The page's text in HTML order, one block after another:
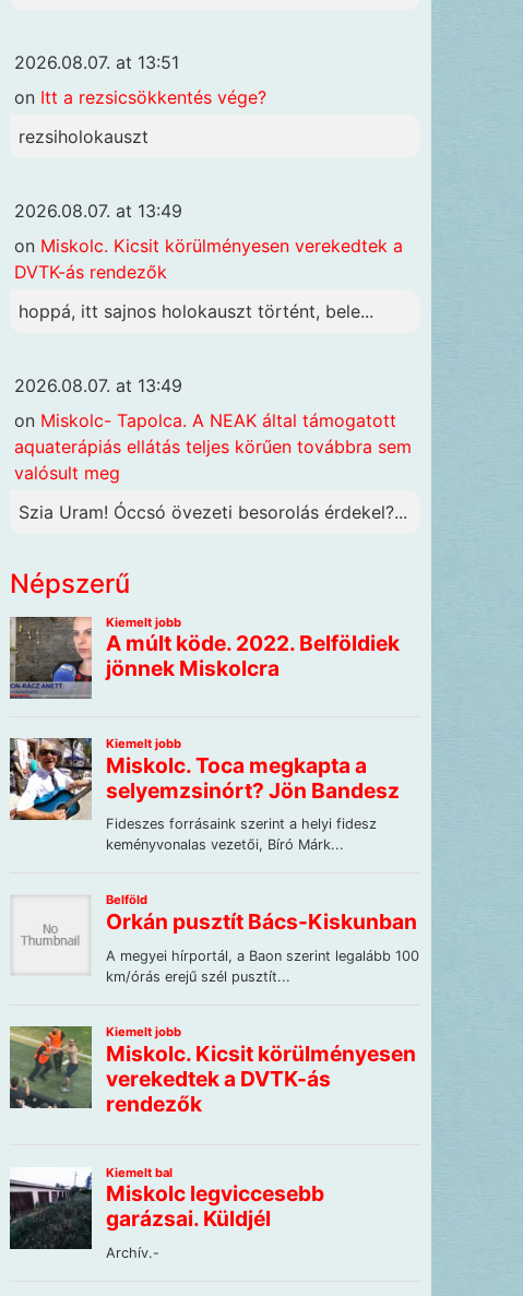
2026.08.07. at 13:51
on Itt a rezsicsökkentés vége?
rezsiholokauszt
2026.08.07. at 13:49
on Miskolc. Kicsit körülményesen verekedtek a
DVTK-ás rendezők
hoppá, itt sajnos holokauszt történt, bele...
2026.08.07. at 13:49
on Miskolc- Tapolca. A NEAK által támogatott
aquaterápiás ellátás teljes körűen továbbra sem
valósult meg
Szia Uram! Óccsó övezeti besorolás érdekel?...
Népszerű